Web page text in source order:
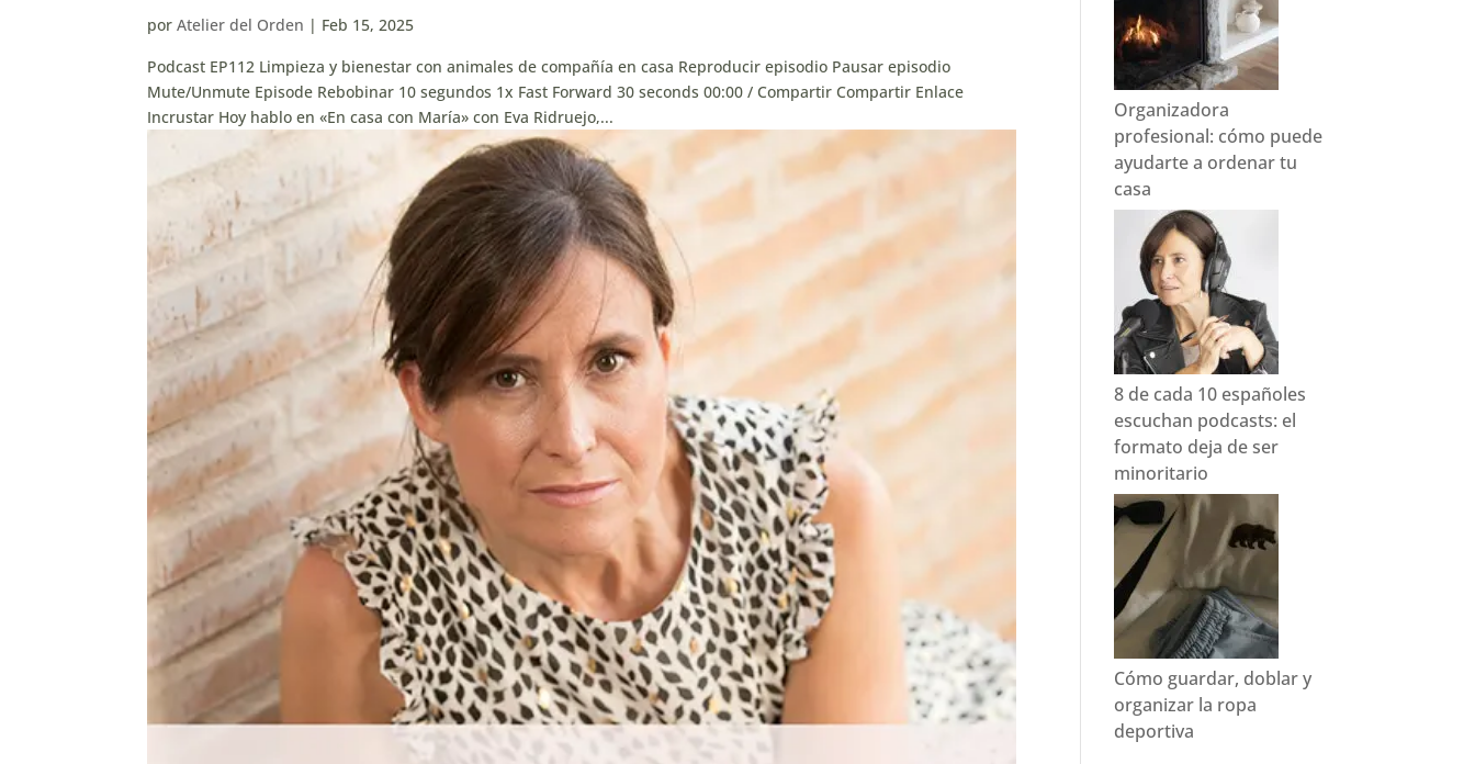
porAtelier del Orden | Feb 15, 2025
Podcast EP112 Limpieza y bienestar con animales de compañía en casa Reproducir episodio Pausar episodio
Mute/Unmute Episode Rebobinar 10 segundos 1x Fast Forward 30 seconds 00:00 / Compartir Compartir Enlace
Incrustar Hoy hablo en «En casa con María» con Eva Ridruejo,...
Organizadora
profesional: cómo puede
ayudarte a ordenar tu
casa
8 de cada 10 españoles
escuchan podcasts: el
formato deja de ser
minoritario
Cómo guardar, doblar y
organizar la ropa
deportiva